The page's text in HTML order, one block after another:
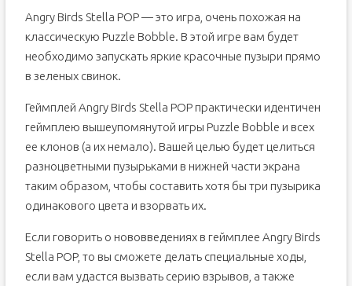
Angry Birds Stella POP — это игра, очень похожая на
классическую Puzzle Bobble. В этой игре вам будет
необходимо запускать яркие красочные пузыри прямо
в зеленых свинок.
Геймплей Angry Birds Stella POP практически идентичен
геймплею вышеупомянутой игры Puzzle Bobble и всех
ее клонов (а их немало). Вашей целью будет целиться
разноцветными пузырьками в нижней части экрана
таким образом, чтобы составить хотя бы три пузырика
одинакового цвета и взорвать их.
Если говорить о нововведениях в геймплее Angry Birds
Stella POP, то вы сможете делать специальные ходы,
если вам удастся вызвать серию взрывов, а также